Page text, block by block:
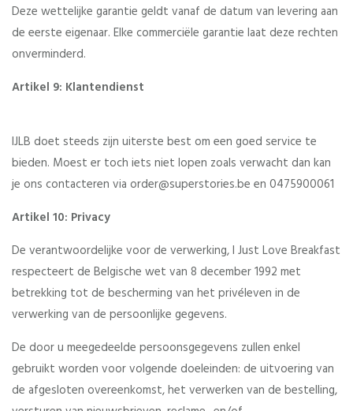
Deze wettelijke garantie geldt vanaf de datum van levering aan
de eerste eigenaar. Elke commerciële garantie laat deze rechten
onverminderd.
Artikel 9: Klantendienst
IJLB doet steeds zijn uiterste best om een goed service te
bieden. Moest er toch iets niet lopen zoals verwacht dan kan
je ons contacteren via order@superstories.be en 0475900061
Artikel 10: Privacy
De verantwoordelijke voor de verwerking, I Just Love Breakfast
respecteert de Belgische wet van 8 december 1992 met
betrekking tot de bescherming van het privéleven in de
verwerking van de persoonlijke gegevens.
De door u meegedeelde persoonsgegevens zullen enkel
gebruikt worden voor volgende doeleinden: de uitvoering van
de afgesloten overeenkomst, het verwerken van de bestelling,